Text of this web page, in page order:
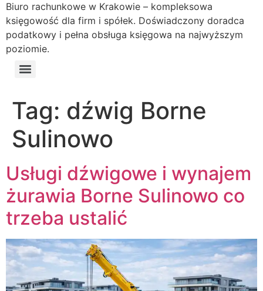
Biuro rachunkowe w Krakowie – kompleksowa
księgowość dla firm i spółek. Doświadczony doradca
podatkowy i pełna obsługa księgowa na najwyższym
poziomie.
Tag: dźwig Borne
Sulinowo
Usługi dźwigowe i wynajem
żurawia Borne Sulinowo co
trzeba ustalić